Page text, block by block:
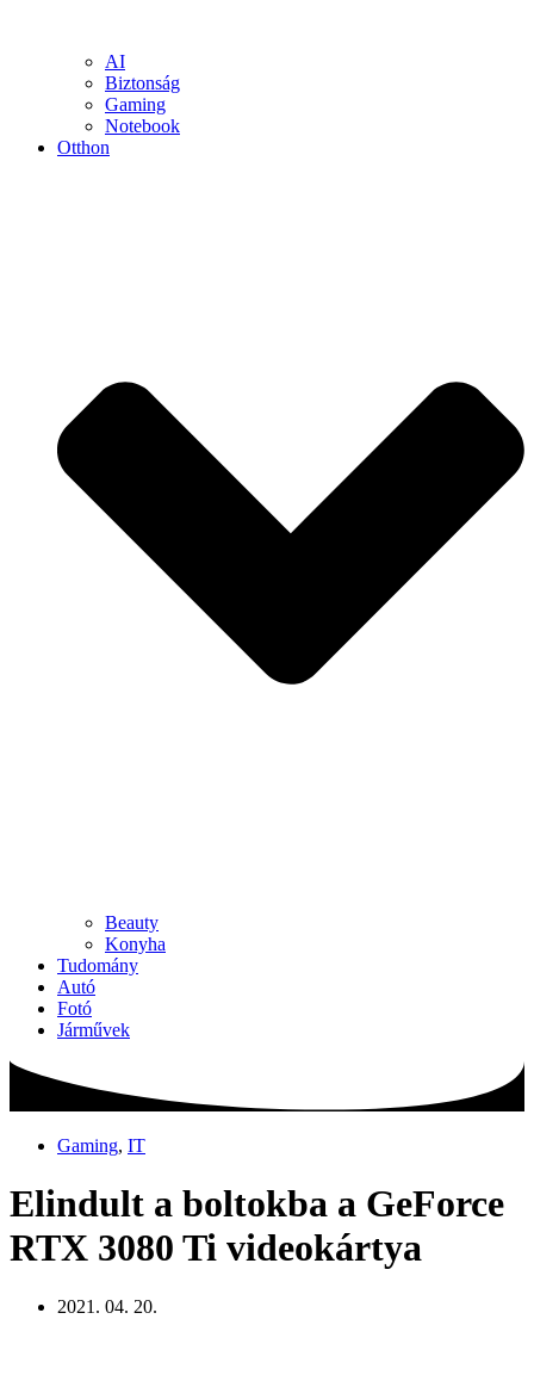
AI
Biztonság
Gaming
Notebook
Otthon
Beauty
Konyha
Tudomány
Autó
Fotó
Járművek
Gaming, IT
Elindult a boltokba a GeForce
RTX 3080 Ti videokártya
2021. 04. 20.